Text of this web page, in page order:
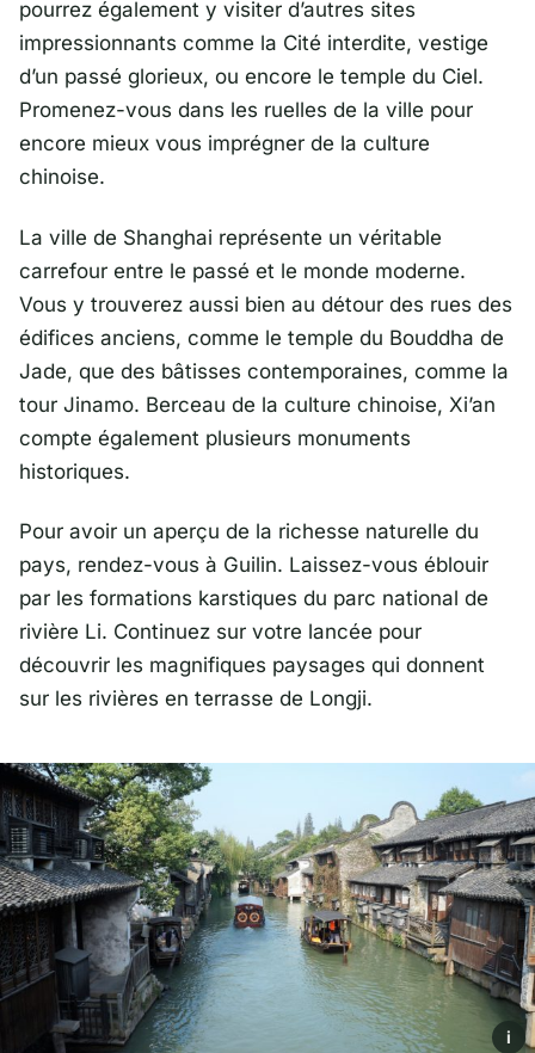
pourrez également y visiter d’autres sites
impressionnants comme la Cité interdite, vestige
d’un passé glorieux, ou encore le temple du Ciel.
Promenez-vous dans les ruelles de la ville pour
encore mieux vous imprégner de la culture
chinoise.
La ville de Shanghai représente un véritable
carrefour entre le passé et le monde moderne.
Vous y trouverez aussi bien au détour des rues des
édifices anciens, comme le temple du Bouddha de
Jade, que des bâtisses contemporaines, comme la
tour Jinamo. Berceau de la culture chinoise, Xi’an
compte également plusieurs monuments
historiques.
Pour avoir un aperçu de la richesse naturelle du
pays, rendez-vous à Guilin. Laissez-vous éblouir
par les formations karstiques du parc national de
rivière Li. Continuez sur votre lancée pour
découvrir les magnifiques paysages qui donnent
sur les rivières en terrasse de Longji.
i